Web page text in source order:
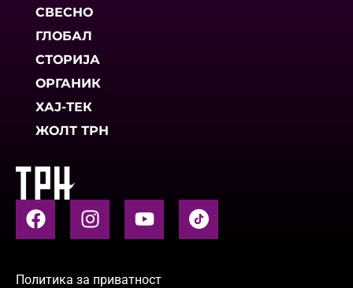
СВЕСНО
ГЛОБАЛ
СТОРИЈА
ОРГАНИК
ХАЈ-ТЕК
ЖОЛТ ТРН
Политика за приватност